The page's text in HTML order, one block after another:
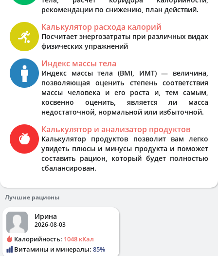
рекомендации по снижению, план действий.
Калькулятор расхода калорий
Посчитает энергозатраты при различных видах
физических упражнений
Индекс массы тела
Индекс массы тела (BMI, ИМТ) — величина,
позволяющая оценить степень соответствия
массы человека и его роста и, тем самым,
косвенно оценить, является ли масса
недостаточной, нормальной или избыточной.
Калькулятор и анализатор продуктов
Калькулятор продуктов позволит вам легко
увидеть плюсы и минусы продукта и поможет
составить рацион, который будет полностью
сбалансирован.
Лучшие рационы
Ирина
2026-08-03
Калорийность: 1048 кКал
Витамины и минералы: 85%